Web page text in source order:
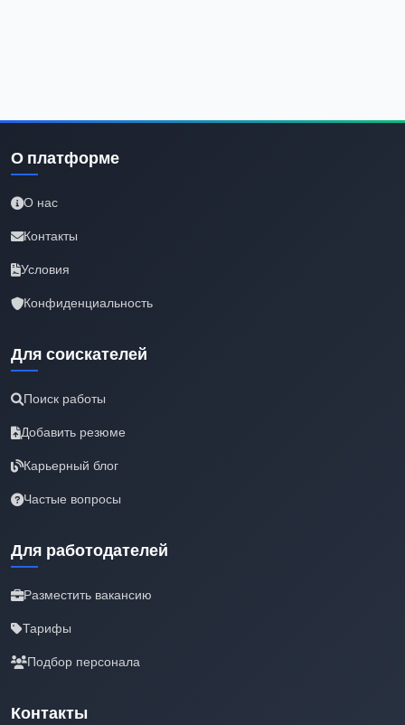
О платформе
О нас
Контакты
Условия
Конфиденциальность
Для соискателей
Поиск работы
Добавить резюме
Карьерный блог
Частые вопросы
Для работодателей
Разместить вакансию
Тарифы
Подбор персонала
Контакты